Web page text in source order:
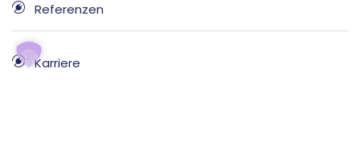
Referenzen
Karriere